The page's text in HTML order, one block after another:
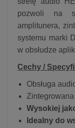
pozwoli na
amplitunera,
systemu marki
w obsłudze
Cechy /
Obsługa
Zintegrowana
Wysokiej
Idealny do